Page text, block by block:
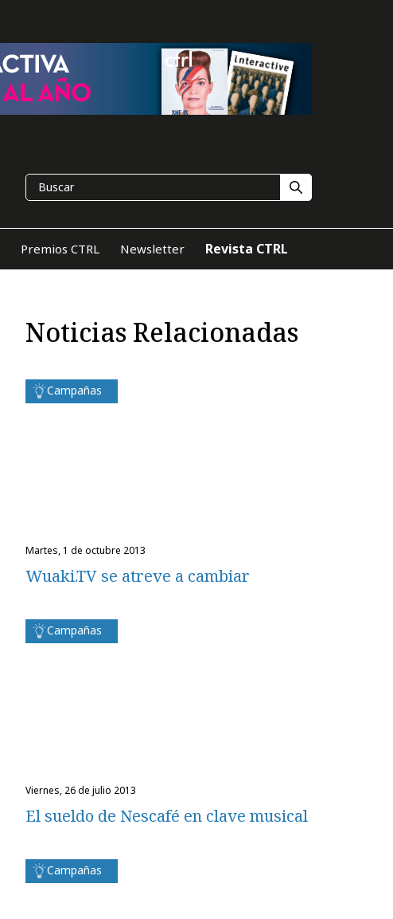
Premios CTRL Newsletter Revista CTRL
Noticias Relacionadas
Campañas
martes, 1 de octubre 2013
Wuaki.TV se atreve a cambiar
Campañas
viernes, 26 de julio 2013
El sueldo de Nescafé en clave musical
Campañas